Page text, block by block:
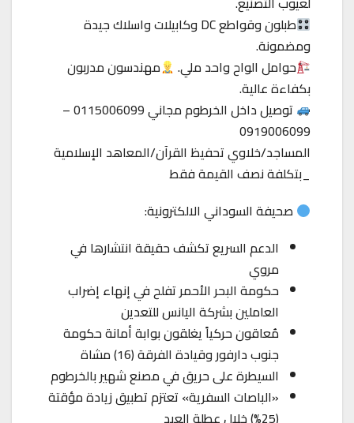
طبلون وقواطع DC وكابيلات واسلاك جيدة
ومضمونة.
حوامل الواح واحد ملي.
مهندسون مدربون
بكفاءة عالية.
توصيل داخل الخرطوم مجاني 0115006099 –
0919006099
المساجد/خلاوي تحفيظ القرآن/المعاهد الإسلامية
_بتكلفة نصف القيمة فقط
صحيفة السوداني الالكترونية:
الدعم السريع تكشف حقيقة انتشارها في
مروي
حكومة البحر الأحمر تفلح في إنهاء إضراب
العاملين بشركة اليانس للتعدين
مُعاقون حركياً يغلقون بوابة أمانة حكومة
جنوب دارفور وقيادة الفرقة (16) مشاة
السيطرة على حريق في مصنع شهير بالخرطوم
«الباصات السفرية» تعتزم تطبيق زيادة مؤقتة
(25%) خلال عطلة العيد